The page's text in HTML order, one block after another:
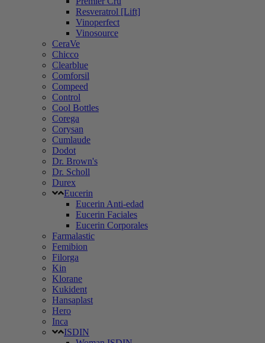
Resveratrol [Lift]
Vinoperfect
Vinosource
CeraVe
Chicco
Clearblue
Comforsil
Compeed
Control
Cool Bottles
Corega
Corysan
Cumlaude
Dodot
Dr. Brown's
Dr. Scholl
Durex
Eucerin
Eucerin Anti-edad
Eucerin Faciales
Eucerin Corporales
Farmalastic
Femibion
Filorga
Kin
Klorane
Kukident
Hansaplast
Hero
Inca
ISDIN